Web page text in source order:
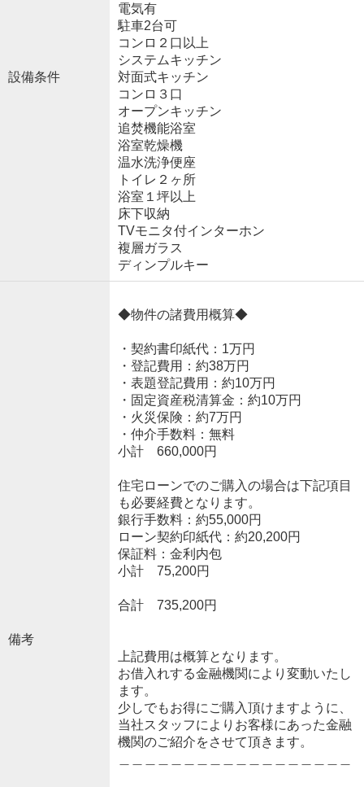
設備条件
電気有
駐車2台可
コンロ２口以上
システムキッチン
対面式キッチン
コンロ３口
オープンキッチン
追焚機能浴室
浴室乾燥機
温水洗浄便座
トイレ２ヶ所
浴室１坪以上
床下収納
TVモニタ付インターホン
複層ガラス
ディンプルキー
備考
◆物件の諸費用概算◆
・契約書印紙代：1万円
・登記費用：約38万円
・表題登記費用：約10万円
・固定資産税清算金：約10万円
・火災保険：約7万円
・仲介手数料：無料
小計 660,000円
住宅ローンでのご購入の場合は下記項目
も必要経費となります。
銀行手数料：約55,000円
ローン契約印紙代：約20,200円
保証料：金利内包
小計 75,200円
合計 735,200円
上記費用は概算となります。
お借入れする金融機関により変動いたし
ます。
少しでもお得にご購入頂けますように、
当社スタッフによりお客様にあった金融
機関のご紹介をさせて頂きます。